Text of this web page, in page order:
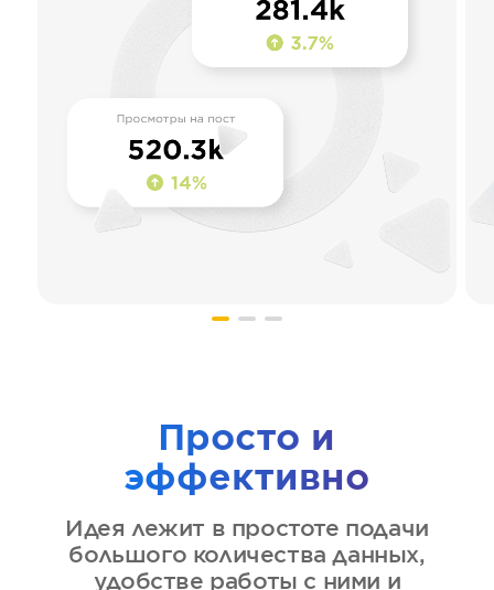
Просто и
эффективно
Идея лежит в простоте подачи
большого количества данных,
удобстве работы с ними и